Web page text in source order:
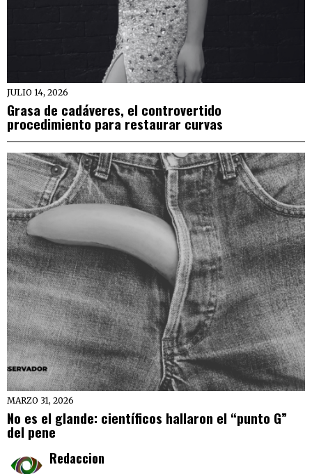
JULIO 14, 2026
Grasa de cadáveres, el controvertido
procedimiento para restaurar curvas
MARZO 31, 2026
No es el glande: científicos hallaron el “punto G”
del pene
Redaccion